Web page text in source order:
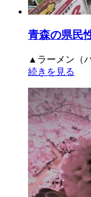
青森の県民
▲ラーメン（
続きを見る